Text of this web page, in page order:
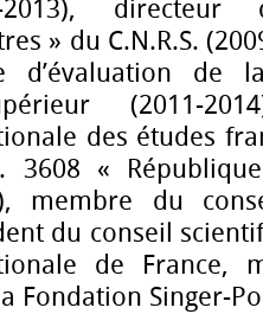
2013), directeur
» du C.N.R.S.
d’évaluation de
(2011-
des études
3608 «
membre du
du conseil
de France,
Fondation Singer-